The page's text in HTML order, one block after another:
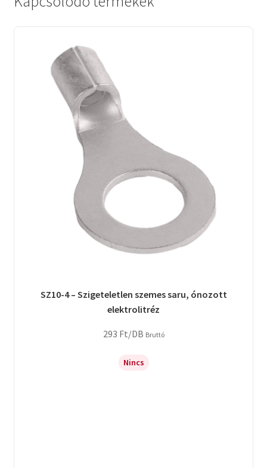
SZ10-4 – Szigeteletlen szemes saru, ónozott
elektrolitréz
293 Ft/DB Bruttó
Nincs